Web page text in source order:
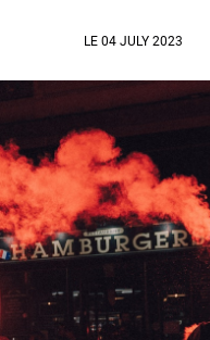
LE 04 JULY 2023